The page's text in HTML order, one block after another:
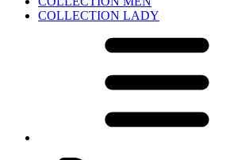
COLLECTION LADY